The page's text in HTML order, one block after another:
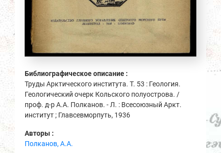
Библиографическое описание :
Труды Арктического института. Т. 53 : Геология.
Геологический очерк Кольского полуострова. /
проф. д-р А.А. Полканов. - Л. : Всесоюзный Аркт.
институт ; Главсевморпуть, 1936
Авторы :
Полканов, А.А.